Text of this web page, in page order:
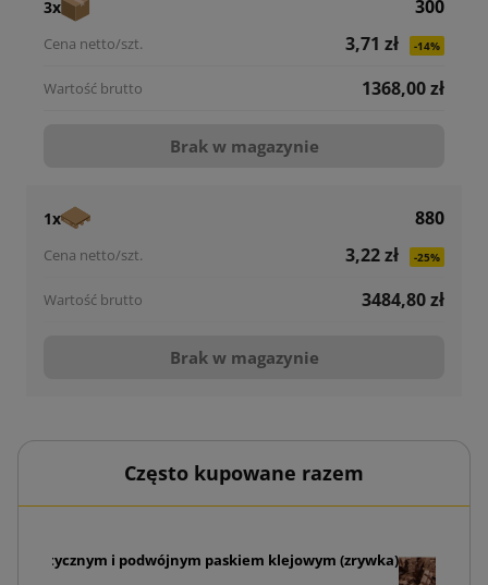
3x
300
3,71 zł
-14%
1368,00 zł
Brak w magazynie
1x
880
3,22 zł
-25%
3484,80 zł
Brak w magazynie
Często kupowane razem
i podwójnym paskiem klejowym (zrywka)